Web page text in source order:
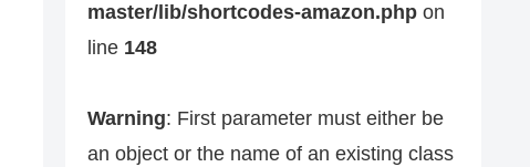
master/lib/shortcodes-amazon.php on
line 148
Warning: First parameter must either be
an object or the name of an existing class